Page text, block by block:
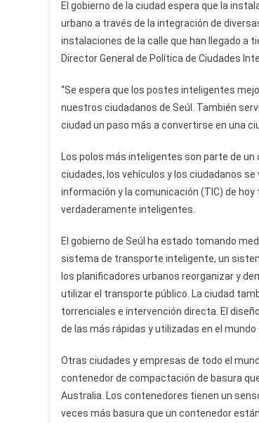
El gobierno de la ciudad espera que la
urbano a través de la integración de
instalaciones de la calle que han llegado a
Director General de Política de Ciudades
“Se espera que los postes inteligentes
nuestros ciudadanos de Seúl. También
ciudad un paso más a convertirse en una
Los polos más inteligentes son parte de
ciudades, los vehículos y los ciudadanos
información y la comunicación (TIC) de
verdaderamente inteligentes.
El gobierno de Seúl ha estado tomando
sistema de transporte inteligente, un
los planificadores urbanos reorganizar y
utilizar el transporte público. La ciudad
torrenciales e intervención directa. El
de las más rápidas y utilizadas en el
Otras ciudades y empresas de todo el
contenedor de compactación de basura
Australia. Los contenedores tienen un
veces más basura que un contenedor